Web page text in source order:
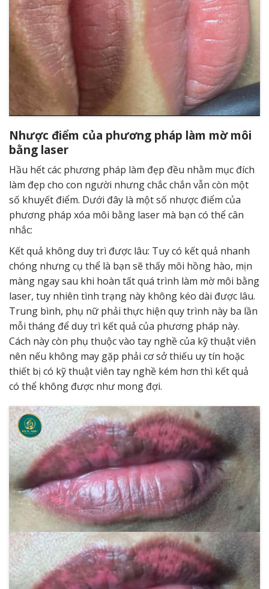
Nhược điểm của phương pháp làm mờ môi
bằng laser
Hầu hết các phương pháp làm đẹp đều nhằm mục đích
làm đẹp cho con người nhưng chắc chắn vẫn còn một
số khuyết điểm. Dưới đây là một số nhược điểm của
phương pháp xóa môi bằng laser mà bạn có thể cân
nhắc:
Kết quả không duy trì được lâu: Tuy có kết quả nhanh
chóng nhưng cụ thể là bạn sẽ thấy môi hồng hào, mịn
màng ngay sau khi hoàn tất quá trình làm mờ môi bằng
laser, tuy nhiên tình trạng này không kéo dài được lâu.
Trung bình, phụ nữ phải thực hiện quy trình này ba lần
mỗi tháng để duy trì kết quả của phương pháp này.
Cách này còn phụ thuộc vào tay nghề của kỹ thuật viên
nên nếu không may gặp phải cơ sở thiếu uy tín hoặc
thiết bị có kỹ thuật viên tay nghề kém hơn thì kết quả
có thể không được như mong đợi.